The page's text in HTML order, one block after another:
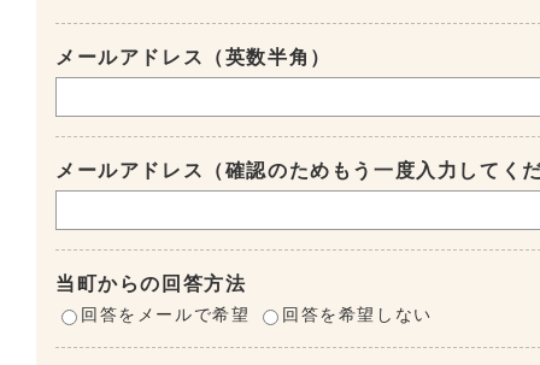
メールアドレス（英数半角）
メールアドレス（確認のためもう一度入力してく
当町からの回答方法
回答をメールで希望 回答を希望しない